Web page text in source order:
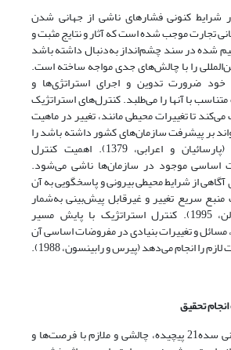
شرایط کنونی فشارهای ناشی از جهانی شدن
تجارت موجب شده است که آثار و نتایج مثبت و
شده در سند چشم‌انداز به‌دنبال داشته باشد
را با چالش‌های جدی مواجه ساخته است.
خود ضرورت تدوین و اجرای استراتژی‌ها و
با آنها را می‌طلبد. کنترل‌های استراتژیک
تا تغییرات محیطی مانند، تغییر در ماهیت
بر پیشرفت سازمان‌های کشور داشته باشد را
مدنظر قرار می‌دهد (پارسائیان و اعرابی، 1379). اهمیت کنترل
اساسی موجود در سازمان‌ها ناشی می‌شود.
آگاهی از شرایط محیطی بیرونی و پاسخگویی به آن
منبع سریع تغییر و غیرقابل پیش‌بینی به‌شمار
می‌آید (باند و اسکالن، 1995). کنترل استراتژیک با پایش مسیر
مسائل و تغییرات بنیادی در مفروضات اساسی آن
را انجام می‌دهد (پیرس و رابینسون، 1988).
رقابت در اقتصاد جهانی سده21 پیچیده، چالشی و ملازم با فرصت‌ها و